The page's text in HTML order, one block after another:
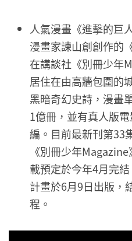
人氣漫畫《進擊的巨
漫畫家諫山創創作的
在講談社《別冊少年
居住在由高牆包圍的
黑暗奇幻史詩，漫畫
1億冊，並有真人版
編。目前最新刊第33
《別冊少年
載預定於今年4月完
計畫於6月9日出版，
程。